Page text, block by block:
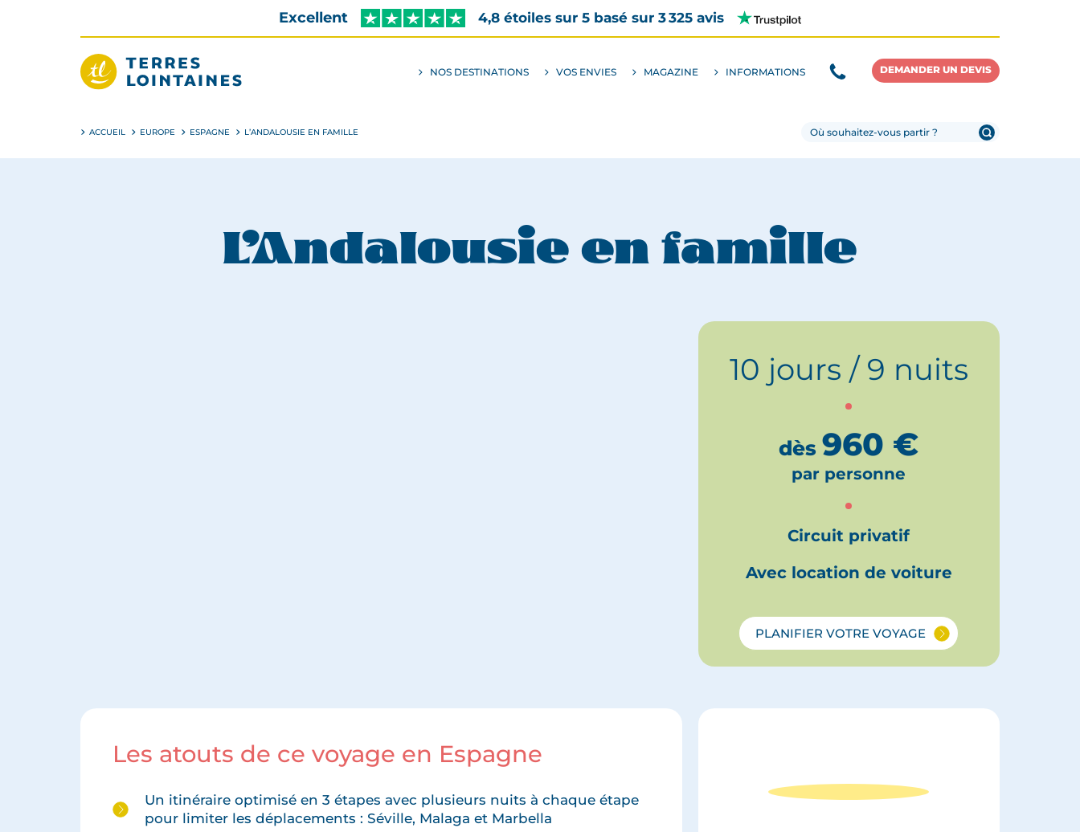
contenu
Excellent 4,8 étoiles sur 5 basé sur 3 325 avis
NOS DESTINATIONS
ALLER
VOS ENVIES MAGAZINE INFORMATIONS DEMANDER UN DEVIS
ACCUEIL EUROPE ESPAGNE L’ANDALOUSIE EN FAMILLE
L’Andalousie en famille
10 jours / 9 nuits
dès960 €
par personne
Circuit privatif
Avec location de voiture
PLANIFIER VOTRE VOYAGE
Les atouts de ce voyage en Espagne
Un itinéraire optimisé en 3 étapes avec plusieurs nuits à chaque étape
pour limiter les déplacements : Séville, Malaga et Marbella